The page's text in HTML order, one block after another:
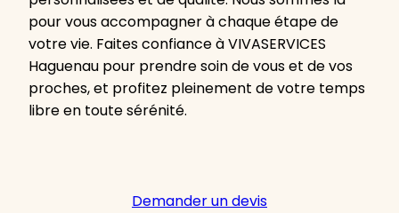
pour vous accompagner à chaque étape de
votre vie. Faites confiance à VIVASERVICES
Haguenau pour prendre soin de vous et de vos
proches, et profitez pleinement de votre temps
libre en toute sérénité.
Demander un devis